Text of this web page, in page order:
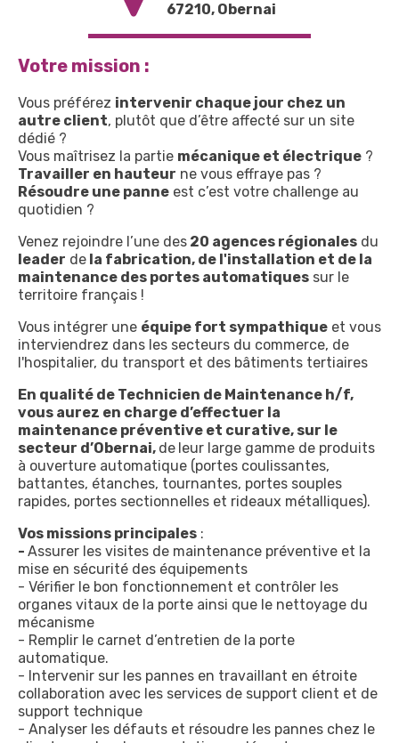
67210, Obernai
Votre mission :
Vous préférez intervenir chaque jour chez un
autre client, plutôt que d’être affecté sur un site
dédié ?
Vous maîtrisez la partie mécanique et électrique ?
Travailler en hauteur ne vous effraye pas ?
Résoudre une panne est c’est votre challenge au
quotidien ?
Venez rejoindre l’une des 20 agences régionales du
leader de la fabrication, de l'installation et de la
maintenance des portes automatiques sur le
territoire français !
Vous intégrer une équipe fort sympathique et vous
interviendrez dans les secteurs du commerce, de
l'hospitalier, du transport et des bâtiments tertiaires
En qualité de Technicien de Maintenance h/f,
vous aurez en charge d’effectuer la
maintenance préventive et curative, sur le
secteur d’Obernai, de leur large gamme de produits
à ouverture automatique (portes coulissantes,
battantes, étanches, tournantes, portes souples
rapides, portes sectionnelles et rideaux métalliques).
Vos missions principales :
- Assurer les visites de maintenance préventive et la
mise en sécurité des équipements
- Vérifier le bon fonctionnement et contrôler les
organes vitaux de la porte ainsi que le nettoyage du
mécanisme
- Remplir le carnet d’entretien de la porte
automatique.
- Intervenir sur les pannes en travaillant en étroite
collaboration avec les services de support client et de
support technique
- Analyser les défauts et résoudre les pannes chez le